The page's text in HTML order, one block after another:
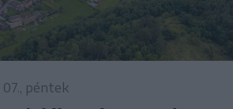
07., péntek